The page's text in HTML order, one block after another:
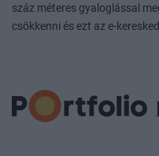
száz méteres gyaloglással
csökkenni és ezt az e-